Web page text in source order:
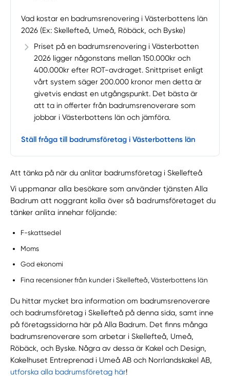
Vad kostar en badrumsrenovering i Västerbottens län
2026 (Ex: Skellefteå, Umeå, Röbäck, och Byske)
Priset på en badrumsrenovering i Västerbotten
2026 ligger någonstans mellan 150.000kr och
400.000kr efter ROT-avdraget. Snittpriset enligt
vårt system säger 200.000 kronor men detta är
givetvis endast en utgångspunkt. Det bästa är
att ta in offerter från badrumsrenoverare som
jobbar i Västerbottens län och jämföra.
Ställ fråga till badrumsföretag i Västerbottens län
Att tänka på när du anlitar badrumsföretag i Skellefteå
Vi uppmanar alla besökare som använder tjänsten Alla
Badrum att noggrant kolla över så badrumsföretaget du
tänker anlita innehar följande:
F-skattsedel
Moms
God ekonomi
Fina recensioner från kunder i Skellefteå, Västerbottens län
Du hittar mycket bra information om badrumsrenoverare
och badrumsföretag i Skellefteå på denna sida, samt inne
på företagssidorna här på Alla Badrum. Det finns många
badrumsrenoverare som arbetar i Skellefteå, Umeå,
Röbäck, och Byske. Några av dessa är Kakel och Design,
Kakelhuset Entreprenad i Umeå AB och Norrlandskakel AB,
utforska alla badrumsföretag här!